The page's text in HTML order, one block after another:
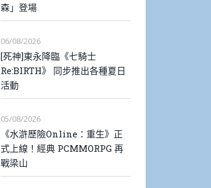
森」登場
06/08/2026
[死神]東永降臨《七騎士
Re:BIRTH》 同步推出各種夏日
活動
05/08/2026
《水滸歷險Online：重生》正
式上線！經典 PCMMORPG 再
戰梁山